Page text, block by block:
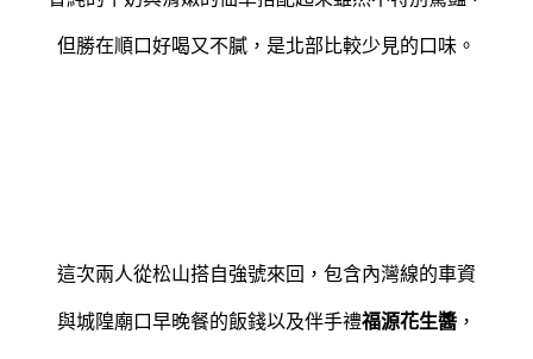
但勝在順口好喝又不膩，是北部比較少見的口味。
這次兩人從松山搭自強號來回，包含內灣線的車資
與城隍廟口早晚餐的飯錢以及伴手禮福源花生醬 ，